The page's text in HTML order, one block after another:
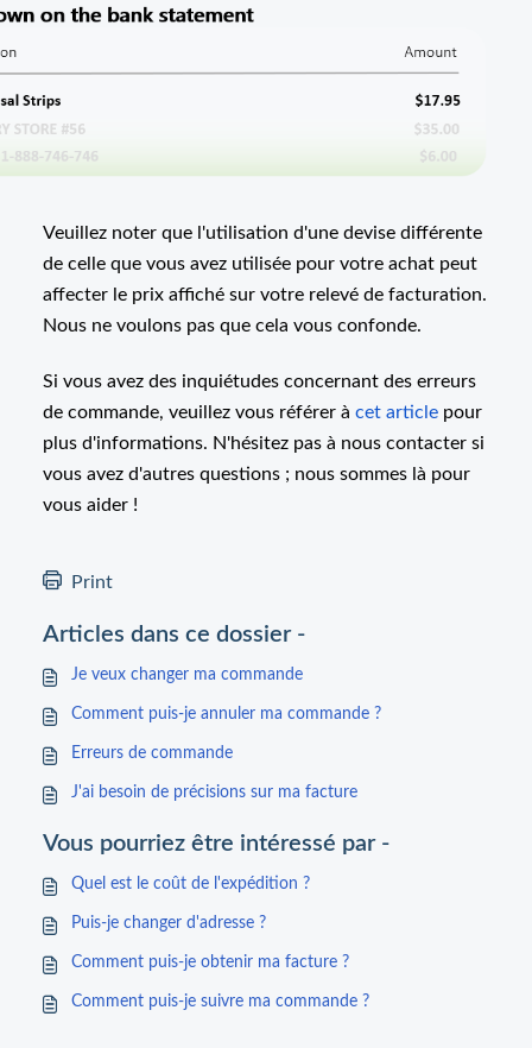
Veuillez noter que l'utilisation d'une devise différente
de celle que vous avez utilisée pour votre achat peut
affecter le prix affiché sur votre relevé de facturation.
Nous ne voulons pas que cela vous confonde.
Si vous avez des inquiétudes concernant des erreurs
de commande, veuillez vous référer à cet article pour
plus d'informations. N'hésitez pas à nous contacter si
vous avez d'autres questions ; nous sommes là pour
vous aider !
Print
Articles dans ce dossier -
Je veux changer ma commande
Comment puis-je annuler ma commande ?
Erreurs de commande
J'ai besoin de précisions sur ma facture
Vous pourriez être intéressé par -
Quel est le coût de l'expédition ?
Puis-je changer d'adresse ?
Comment puis-je obtenir ma facture ?
Comment puis-je suivre ma commande ?